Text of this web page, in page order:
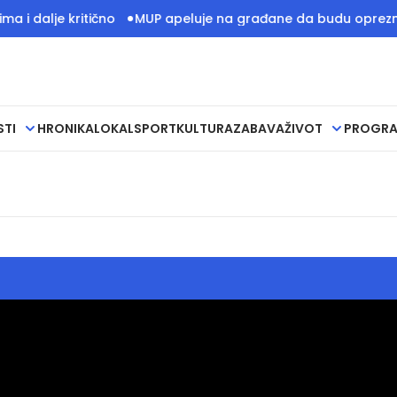
dalje kritično MUP apeluje na građane da budu oprezni
HRONIKALOKALSPORTKULTURAZABAVAŽIVOT